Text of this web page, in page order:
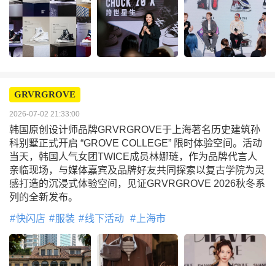
GRVRGROVE
2026-07-02 21:33:00
韩国原创设计师品牌GRVRGROVE于上海著名历史建筑孙
科别墅正式开启 “GROVE COLLEGE” 限时体验空间。活动
当天，韩国人气女团TWICE成员林娜琏，作为品牌代言人
亲临现场，与媒体嘉宾及品牌好友共同探索以复古学院为灵
感打造的沉浸式体验空间，见证GRVRGROVE 2026秋冬系
列的全新发布。
快闪店 服装 线下活动 上海市